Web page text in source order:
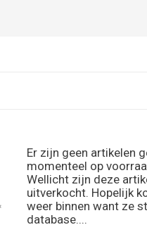
Er zijn geen artikelen
momenteel op
Wellicht zijn deze
uitverkocht. Hopelijk
weer binnen want ze
database....